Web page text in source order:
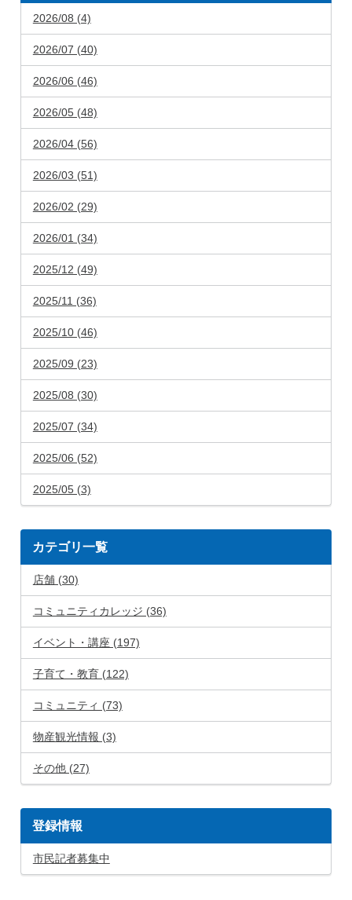
2026/08 (4)
2026/07 (40)
2026/06 (46)
2026/05 (48)
2026/04 (56)
2026/03 (51)
2026/02 (29)
2026/01 (34)
2025/12 (49)
2025/11 (36)
2025/10 (46)
2025/09 (23)
2025/08 (30)
2025/07 (34)
2025/06 (52)
2025/05 (3)
カテゴリ一覧
店舗 (30)
コミュニティカレッジ (36)
イベント・講座 (197)
子育て・教育 (122)
コミュニティ (73)
物産観光情報 (3)
その他 (27)
登録情報
市民記者募集中